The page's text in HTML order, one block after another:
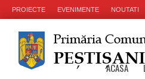
PROIECTE EVENIMENTE NOUTATI
ACASA